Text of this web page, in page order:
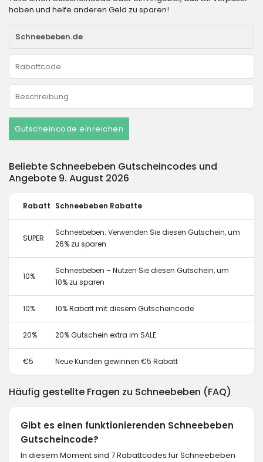
haben und helfe anderen Geld zu sparen!
Gutscheincode einreichen
Beliebte Schneebeben Gutscheincodes und
Angebote 9. August 2026
Rabatt Schneebeben Rabatte
SUPER
Schneebeben: Verwenden Sie diesen Gutschein, um
26% zu sparen
10%
Schneebeben – Nutzen Sie diesen Gutschein, um
10% zu sparen
10% 10% Rabatt mit diesem Gutscheincode
20% 20% Gutschein extra im SALE
€5 Neue Kunden gewinnen €5 Rabatt
Häufig gestellte Fragen zu Schneebeben (FAQ)
Gibt es einen funktionierenden Schneebeben
Gutscheincode?
In diesem Moment sind 7 Rabattcodes für Schneebeben